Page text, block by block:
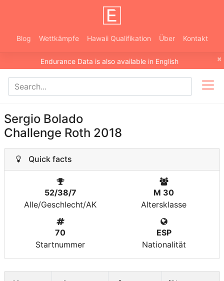
Blog Wettkämpfe Hawaii Qualifikation Über Kontakt
×
Endurance Data is also available in English
Sergio Bolado
Challenge Roth 2018
Quick facts
52/38/7
Alle/Geschlecht/AK
M 30
Altersklasse
70
Startnummer
ESP
Nationalität